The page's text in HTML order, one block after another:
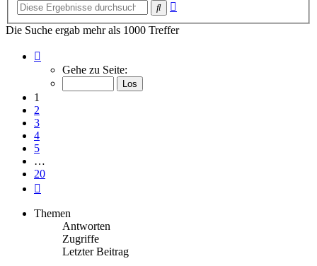
Suche
Die Suche ergab mehr als 1000 Treffer
von
Gehe zu Seite:
1
2
3
4
5
…
20
Themen
Antworten
Zugriffe
Letzter Beitrag